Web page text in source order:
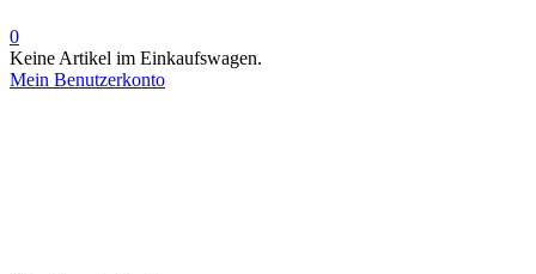
0
Keine Artikel im Einkaufswagen.
Mein Benutzerkonto